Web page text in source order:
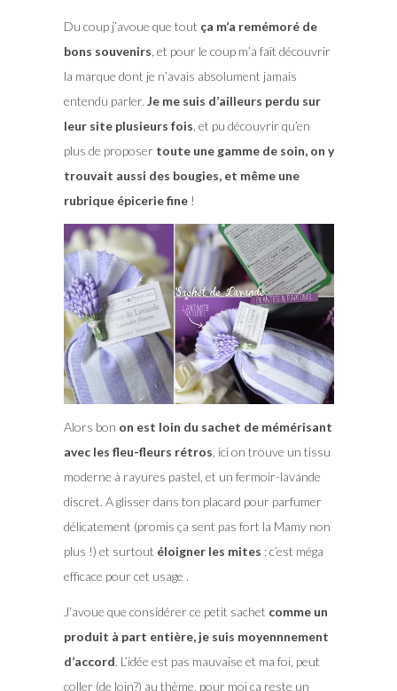
Du coup j’avoue que tout ça m’a remémoré de
bons souvenirs , et pour le coup m’a fait découvrir
la marque dont je n’avais absolument jamais
entendu parler. Je me suis d’ailleurs perdu sur
leur site plusieurs fois , et pu découvrir qu’en
plus de proposertoute une gamme de soin, on y
trouvait aussi des bougies, et même une
rubrique épicerie fine!
Alors bon on est loin du sachet de mémérisant
avec les fleu-fleurs rétros , ici on trouve un tissu
moderne à rayures pastel, et un fermoir-lavande
discret. A glisser dans ton placard pour parfumer
délicatement (promis ça sent pas fort la Mamy non
plus !) et surtout éloigner les mites : c’est méga
efficace pour cet usage .
J’avoue que considérer ce petit sachet comme un
produit à part entière, je suis moyennnement
d’accord. L’idée est pas mauvaise et ma foi, peut
coller (de loin?) au thème, pour moi ça reste un